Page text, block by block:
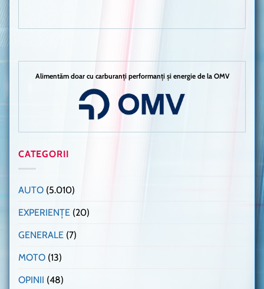
Alimentăm doar cu carburanți performanți și energie de la OMV
CATEGORII
AUTO (5.010)
EXPERIENȚE (20)
GENERALE (7)
MOTO (13)
OPINII (48)